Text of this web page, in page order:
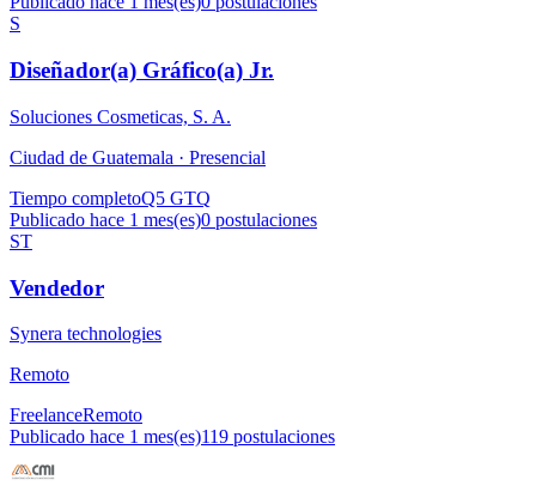
S
Diseñador(a) Gráfico(a) Jr.
Soluciones Cosmeticas, S. A.
Ciudad de Guatemala · Presencial
Tiempo completoQ5 GTQ
Publicado hace 1 mes(es)0 postulaciones
ST
Vendedor
Synera technologies
Remoto
FreelanceRemoto
Publicado hace 1 mes(es)119 postulaciones